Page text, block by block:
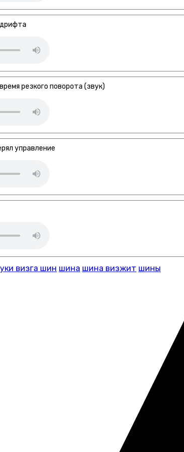
резкого поворота (звук)
управление
визга шин шина шина визжит шины